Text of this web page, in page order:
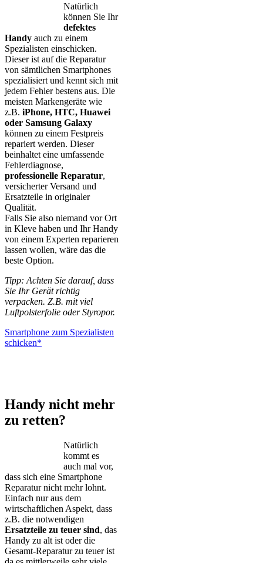
Natürlich
können Sie Ihr
defektes
Handy auch zu einem
Spezialisten einschicken.
Dieser ist auf die Reparatur
von sämtlichen Smartphones
spezialisiert und kennt sich mit
jedem Fehler bestens aus. Die
meisten Markengeräte wie
z.B. iPhone, HTC, Huawei
oder Samsung Galaxy
können zu einem Festpreis
repariert werden. Dieser
beinhaltet eine umfassende
Fehlerdiagnose,
professionelle Reparatur,
versicherter Versand und
Ersatzteile in originaler
Qualität.
Falls Sie also niemand vor Ort
in Kleve haben und Ihr Handy
von einem Experten reparieren
lassen wollen, wäre das die
beste Option.
Tipp: Achten Sie darauf, dass
Sie Ihr Gerät richtig
verpacken. Z.B. mit viel
Luftpolsterfolie oder Styropor.
Smartphone zum Spezialisten
schicken*
Handy nicht mehr
zu retten?
Natürlich
kommt es
auch mal vor,
dass sich eine Smartphone
Reparatur nicht mehr lohnt.
Einfach nur aus dem
wirtschaftlichen Aspekt, dass
z.B. die notwendigen
Ersatzteile zu teuer sind, das
Handy zu alt ist oder die
Gesamt-Reparatur zu teuer ist